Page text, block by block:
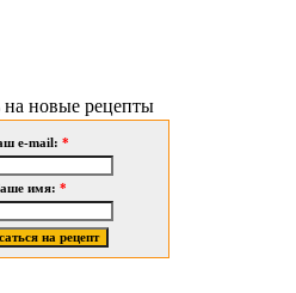
новые рецепты
e-mail: *
имя: *